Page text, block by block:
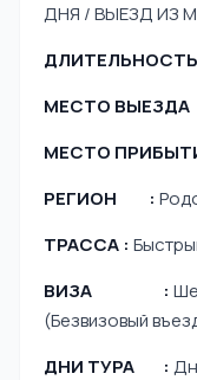
ДНЯ / ВЫЕЗД ИЗ
МЕСТО ВЫЕЗДА
МЕСТО
РЕГИОН :
ТРАССА :
ВИЗА :
(Безвизовый
ДНИ ТУРА :